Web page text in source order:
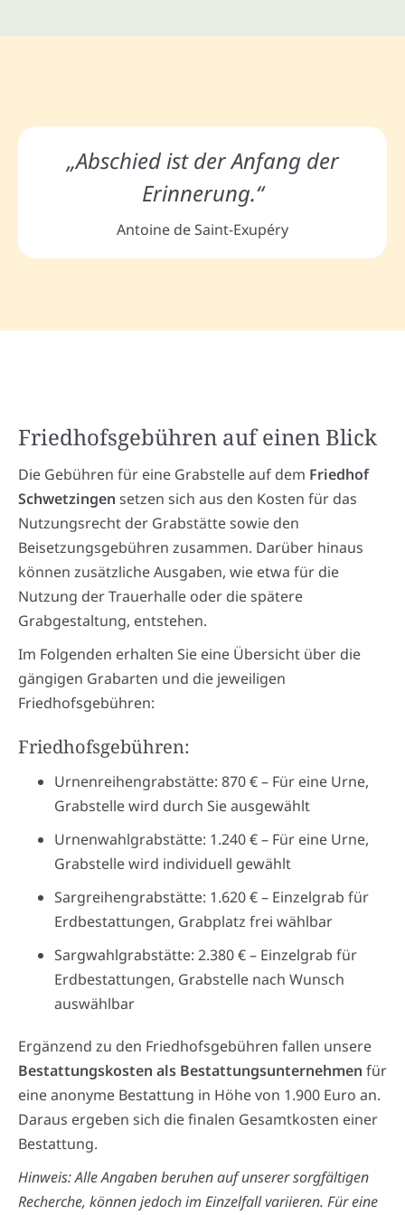
„Abschied ist der Anfang der
Erinnerung.“
Antoine de Saint-Exupéry
Friedhofsgebühren auf einen Blick
Die Gebühren für eine Grabstelle auf dem Friedhof
Schwetzingen setzen sich aus den Kosten für das
Nutzungsrecht der Grabstätte sowie den
Beisetzungsgebühren zusammen. Darüber hinaus
können zusätzliche Ausgaben, wie etwa für die
Nutzung der Trauerhalle oder die spätere
Grabgestaltung, entstehen.
Im Folgenden erhalten Sie eine Übersicht über die
gängigen Grabarten und die jeweiligen
Friedhofsgebühren:
Friedhofsgebühren:
Urnenreihengrabstätte: 870 € – Für eine Urne,
Grabstelle wird durch Sie ausgewählt
Urnenwahlgrabstätte: 1.240 € – Für eine Urne,
Grabstelle wird individuell gewählt
Sargreihengrabstätte: 1.620 € – Einzelgrab für
Erdbestattungen, Grabplatz frei wählbar
Sargwahlgrabstätte: 2.380 € – Einzelgrab für
Erdbestattungen, Grabstelle nach Wunsch
auswählbar
Ergänzend zu den Friedhofsgebühren fallen unsere
Bestattungskosten als Bestattungsunternehmen für
eine anonyme Bestattung in Höhe von 1.900 Euro an.
Daraus ergeben sich die finalen Gesamtkosten einer
Bestattung.
Hinweis: Alle Angaben beruhen auf unserer sorgfältigen
Recherche, können jedoch im Einzelfall variieren. Für eine